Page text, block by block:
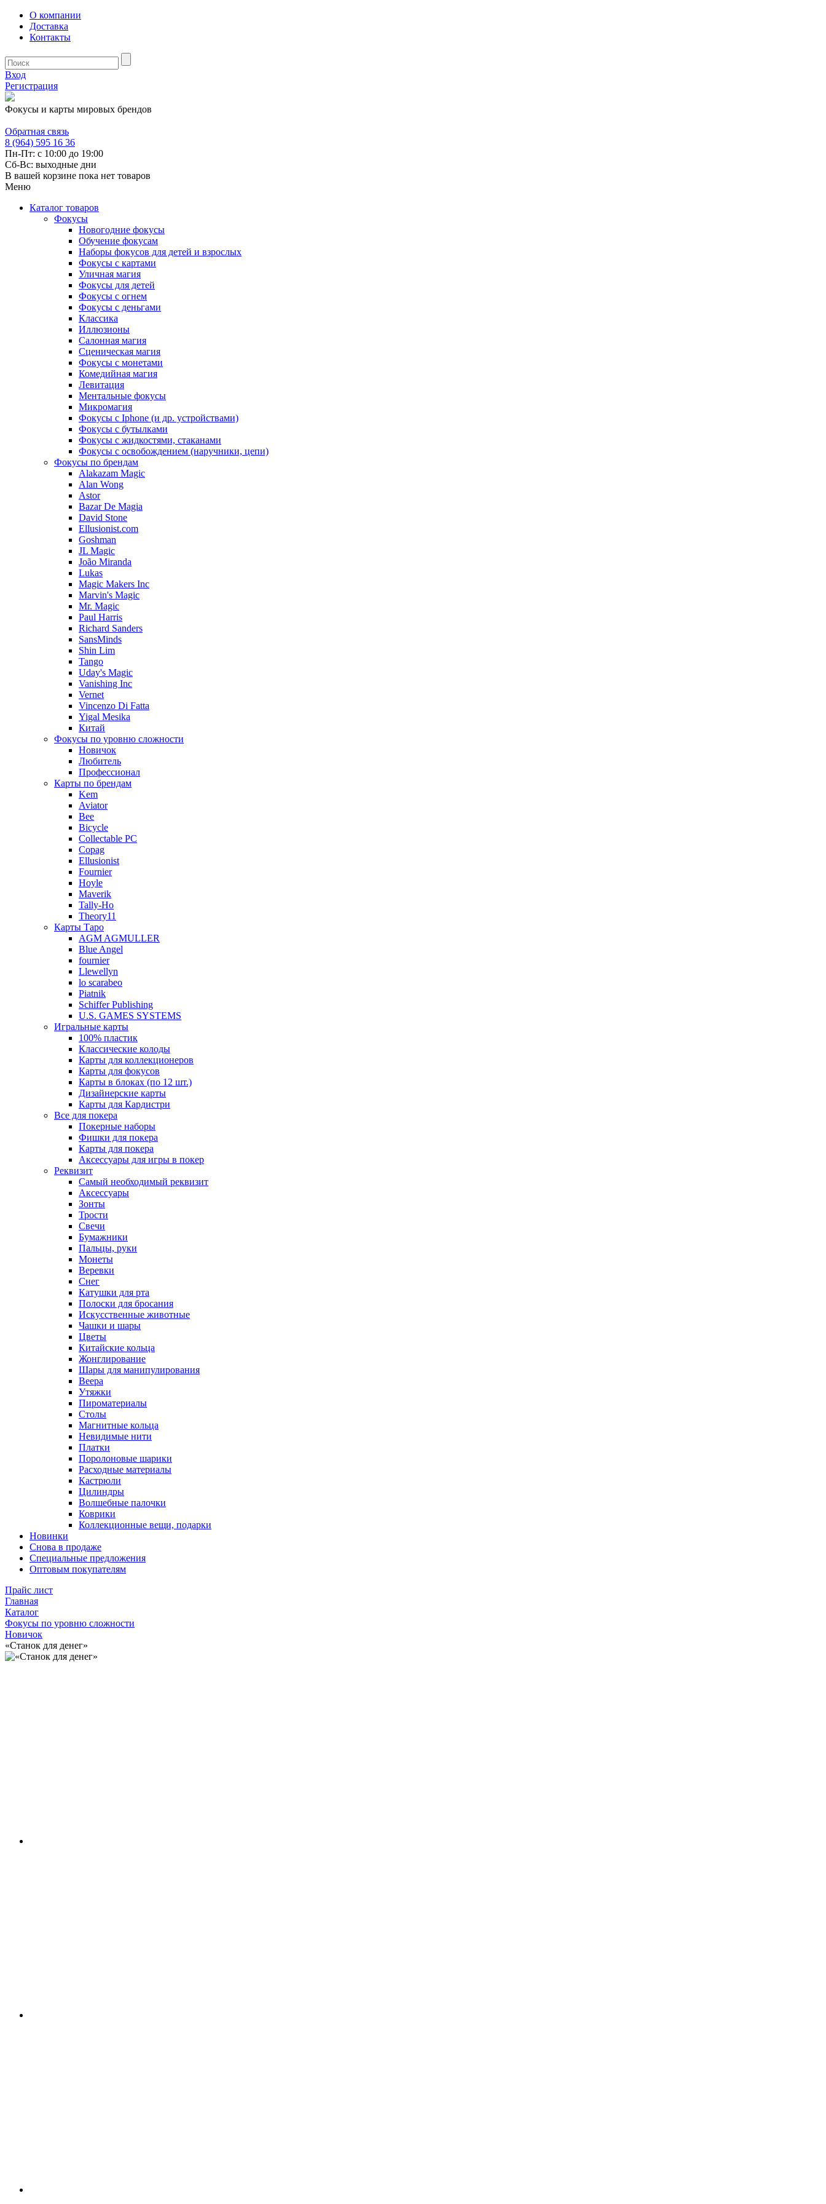
О компании
Доставка
Контакты
Вход
Регистрация
Фокусы и карты мировых брендов
Обратная связь
8 (964) 595 16 36
Пн-Пт: с 10:00 до 19:00
Сб-Вс: выходные дни
В вашей корзине пока нет товаров
Меню
Каталог товаров
Фокусы
Новогодние фокусы
Обучение фокусам
Наборы фокусов для детей и взрослых
Фокусы с картами
Уличная магия
Фокусы для детей
Фокусы с огнем
Фокусы с деньгами
Классика
Иллюзионы
Салонная магия
Сценическая магия
Фокусы с монетами
Комедийная магия
Левитация
Ментальные фокусы
Микромагия
Фокусы с Iphone (и др. устройствами)
Фокусы с бутылками
Фокусы с жидкостями, стаканами
Фокусы с освобождением (наручники, цепи)
Фокусы по брендам
Alakazam Magic
Alan Wong
Astor
Bazar De Magia
David Stone
Ellusionist.com
Goshman
JL Magic
João Miranda
Lukas
Magic Makers Inc
Marvin's Magic
Mr. Magic
Paul Harris
Richard Sanders
SansMinds
Shin Lim
Tango
Uday's Magic
Vanishing Inc
Vernet
Vincenzo Di Fatta
Yigal Mesika
Китай
Фокусы по уровню сложности
Новичок
Любитель
Профессионал
Карты по брендам
Kem
Aviator
Bee
Bicycle
Collectable PC
Copag
Ellusionist
Fournier
Hoyle
Maverik
Tally-Ho
Theory11
Карты Таро
AGM AGMULLER
Blue Angel
fournier
Llewellyn
lo scarabeo
Piatnik
Schiffer Publishing
U.S. GAMES SYSTEMS
Игральные карты
100% пластик
Классические колоды
Карты для коллекционеров
Карты для фокусов
Карты в блоках (по 12 шт.)
Дизайнерские карты
Карты для Кардистри
Все для покера
Покерные наборы
Фишки для покера
Карты для покера
Аксессуары для игры в покер
Реквизит
Самый необходимый реквизит
Аксессуары
Зонты
Трости
Свечи
Бумажники
Пальцы, руки
Монеты
Веревки
Снег
Катушки для рта
Полоски для бросания
Искусственные животные
Чашки и шары
Цветы
Китайские кольца
Жонглирование
Шары для манипулирования
Веера
Утяжки
Пироматериалы
Столы
Магнитные кольца
Невидимые нити
Платки
Поролоновые шарики
Расходные материалы
Кастрюли
Цилиндры
Волшебные палочки
Коврики
Коллекционные вещи, подарки
Новинки
Снова в продаже
Специальные предложения
Оптовым покупателям
Прайс лист
Главная
Каталог
Фокусы по уровню сложности
Новичок
«Станок для денег»